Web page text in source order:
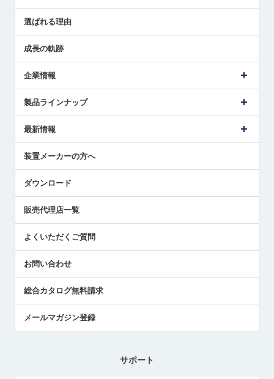
解決策提案
選ばれる理由
成長の軌跡
企業情報
ごあいさつ
受賞履歴
採用情報
国/地域/言語
製品ラインナップ
ツールセッタ製品
エアマイクロセンサ製品
最新情報
メトロールの技術
社員ブログ
中小企業のBCP地震対策
センサのテクニカルガイド
社長ブログ
装置メーカーの方へ
ダウンロード
販売代理店一覧
よくいただくご質問
お問い合わせ
総合カタログ無料請求
メールマガジン登録
サポート